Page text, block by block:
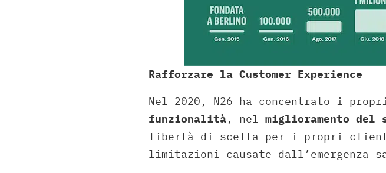
Rafforzare la Customer Experience
Nel 2020, N26 ha concentrato i
funzionalità, nel miglioramento del
libertà di scelta per i propri
limitazioni causate dall’emergenza